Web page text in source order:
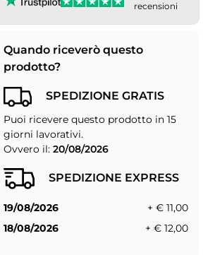
recensioni
Quando riceverò questo
prodotto?
SPEDIZIONE GRATIS
Puoi ricevere questo prodotto in 15
giorni lavorativi.
Ovvero il: 20/08/2026
SPEDIZIONE EXPRESS
19/08/2026
+ € 11,00
18/08/2026
+ € 12,00